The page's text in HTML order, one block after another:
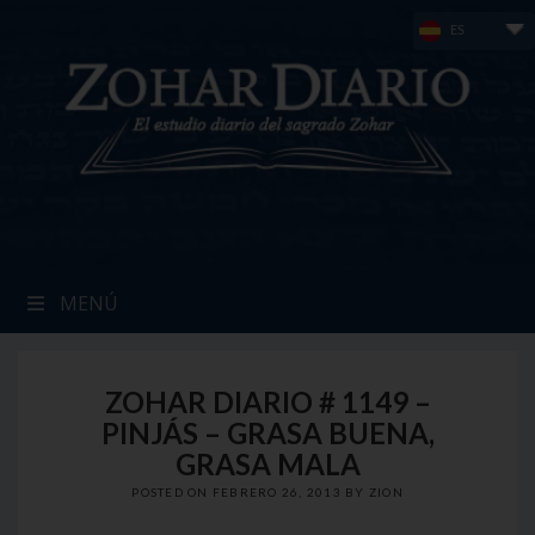
ES
MENÚ
ZOHAR DIARIO # 1149 –
PINJÁS – GRASA BUENA,
GRASA MALA
POSTED ON FEBRERO 26, 2013 BY ZION